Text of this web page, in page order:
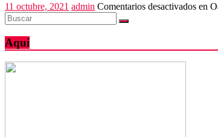
11 octubre, 2021 admin Comentarios desactivados en
Aquí